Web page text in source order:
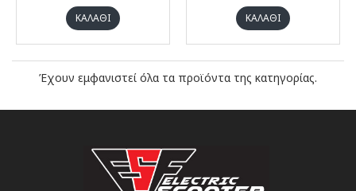
ΚΑΛΆΘΙ ΚΑΛΆΘΙ
Έχουν εμφανιστεί όλα τα προϊόντα της κατηγορίας.